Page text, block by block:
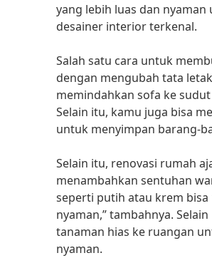
yang lebih luas dan
desainer interior terkenal.
Salah satu cara untuk
dengan mengubah tata
memindahkan sofa ke
Selain itu, kamu juga bisa
untuk menyimpan barang-
Selain itu, renovasi rumah
menambahkan sentuhan
seperti putih atau krem
nyaman,” tambahnya.
tanaman hias ke ruangan
nyaman.